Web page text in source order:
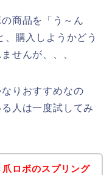
商品を「う～ん
、購入しようかどう
せんが、、、
りおすすめなの
人は一度試してみ
ロボのスプリング